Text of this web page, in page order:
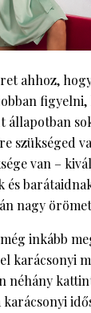
ahhoz,
figyelni,
állapotban
szükséged
van –
és
nagy
inkább
karácsonyi
néhány